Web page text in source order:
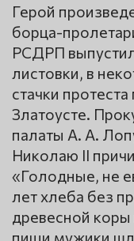
Герой
борца-
РСДРП
листовки, в
стачки
Златоусте.
палаты А. А.
Николаю II
«Голодные, не
лет хлеба без
древесной
пищи мужики